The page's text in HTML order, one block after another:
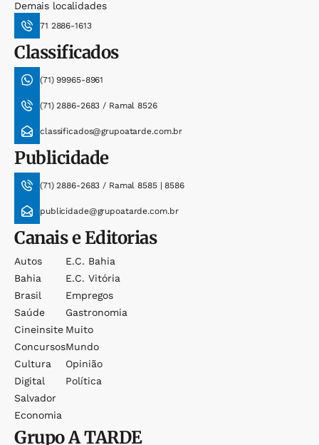
Demais localidades
71 2886-1613
Classificados
(71) 99965-8961
(71) 2886-2683 / Ramal 8526
classificados@grupoatarde.com.br
Publicidade
(71) 2886-2683 / Ramal 8585 | 8586
publicidade@grupoatarde.com.br
Canais e Editorias
Autos
Bahia
Brasil
Saúde
Cineinsite
Concursos
Cultura
Digital
Salvador
Economia
E.c. Bahia
E.c. Vitória
Empregos
Gastronomia
Muito
Mundo
Opinião
Política
GrupoA TARDE